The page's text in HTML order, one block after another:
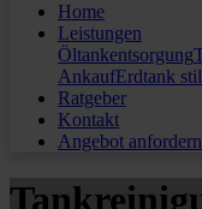
Home
Leistungen
Öltankentsorgung
AnkaufErdtank
Ratgeber
Kontakt
Angebot anfordern